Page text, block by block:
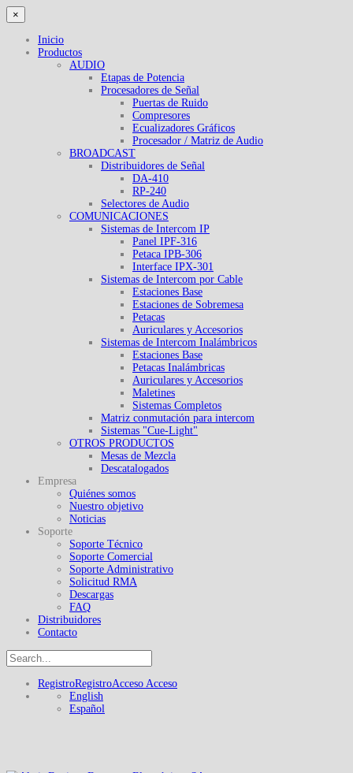
×
Inicio
Productos
AUDIO
Etapas de Potencia
Procesadores de Señal
Puertas de Ruido
Compresores
Ecualizadores Gráficos
Procesador / Matriz de Audio
BROADCAST
Distribuidores de Señal
DA-410
RP-240
Selectores de Audio
COMUNICACIONES
Sistemas de Intercom IP
Panel IPF-316
Petaca IPB-306
Interface IPX-301
Sistemas de Intercom por Cable
Estaciones Base
Estaciones de Sobremesa
Petacas
Auriculares y Accesorios
Sistemas de Intercom Inalámbricos
Estaciones Base
Petacas Inalámbricas
Auriculares y Accesorios
Maletines
Sistemas Completos
Matriz conmutación para intercom
Sistemas "Cue-Light"
OTROS PRODUCTOS
Mesas de Mezcla
Descatalogados
Empresa
Quiénes somos
Nuestro objetivo
Noticias
Soporte
Soporte Técnico
Soporte Comercial
Soporte Administrativo
Solicitud RMA
Descargas
FAQ
Distribuidores
Contacto
RegistroRegistroAcceso Acceso
English
Español